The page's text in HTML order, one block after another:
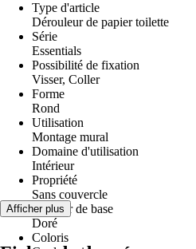
Type d'article
Dérouleur de papier toilette
Série
Essentials
Possibilité de fixation
Visser, Coller
Forme
Rond
Utilisation
Montage mural
Domaine d'utilisation
Intérieur
Propriété
Sans couvercle
Couleur de base
Doré
Coloris
Afficher plus